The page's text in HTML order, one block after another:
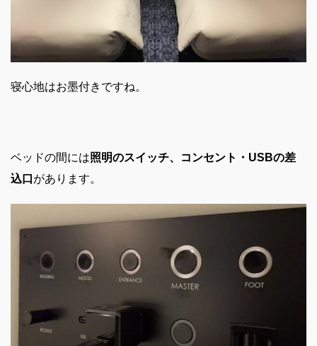
寝心地はお墨付きですね。
ベッドの間には照明のスイッチ、コンセント・USBの差
込口 があります。